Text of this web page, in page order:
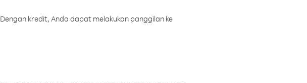
kredit, Anda dapat melakukan panggilan ke